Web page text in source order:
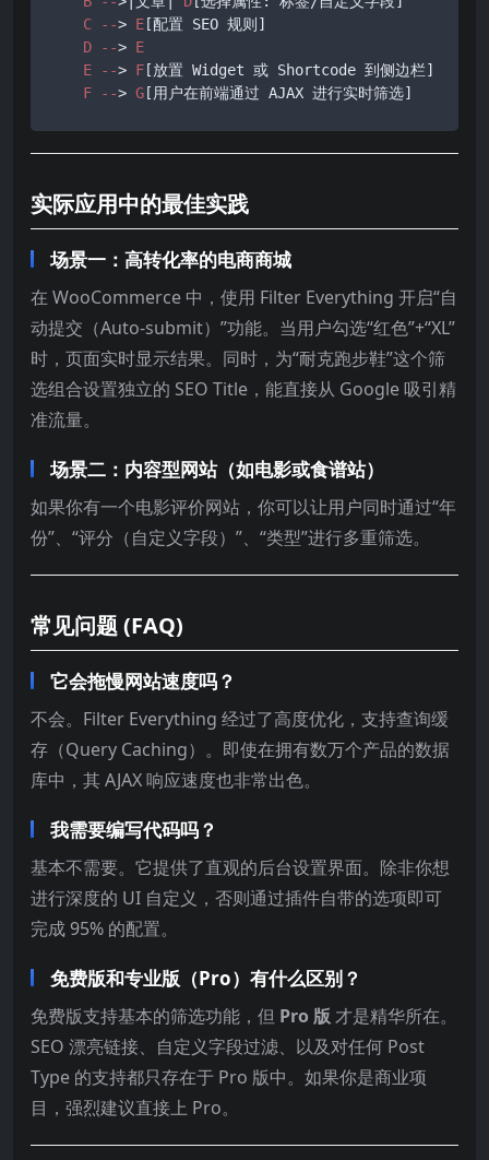
C
--> E [配置 SEO 规则]
D
--> E
E
--> F [放置 Widget 或 Shortcode 到侧边栏]
F
--> G [用户在前端通过 AJAX 进行实时筛选]
实际应用中的最佳实践
场景一：高转化率的电商商城
在 WooCommerce 中，使用 Filter Everything 开启“自
动提交（Auto-submit）”功能。当用户勾选“红色”+“XL”
时，页面实时显示结果。同时，为“耐克跑步鞋”这个筛
选组合设置独立的 SEO Title，能直接从 Google 吸引精
准流量。
场景二：内容型网站（如电影或食谱站）
如果你有一个电影评价网站，你可以让用户同时通过“年
份”、“评分（自定义字段）”、“类型”进行多重筛选。
常见问题 (FAQ)
它会拖慢网站速度吗？
不会。Filter Everything 经过了高度优化，支持查询缓
存（Query Caching）。即使在拥有数万个产品的数据
库中，其 AJAX 响应速度也非常出色。
我需要编写代码吗？
基本不需要。它提供了直观的后台设置界面。除非你想
进行深度的 UI 自定义，否则通过插件自带的选项即可
完成 95% 的配置。
免费版和专业版（Pro）有什么区别？
免费版支持基本的筛选功能，但 Pro 版 才是精华所在。
SEO 漂亮链接、自定义字段过滤、以及对任何 Post
Type 的支持都只存在于 Pro 版中。如果你是商业项
目，强烈建议直接上 Pro。